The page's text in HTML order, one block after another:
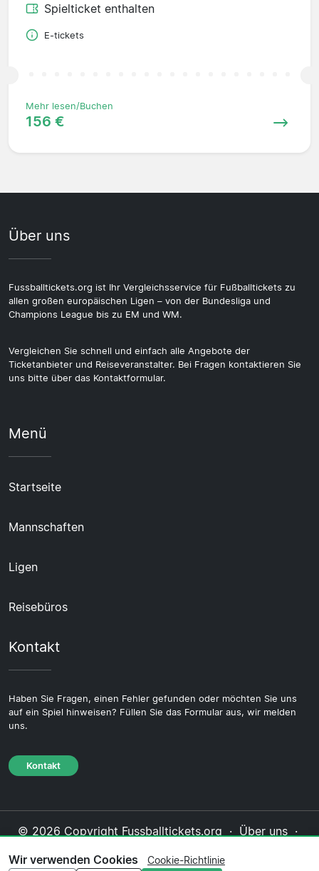
Spielticket enthalten
E-tickets
Mehr lesen/Buchen
156 €
Über uns
Fussballtickets.org ist Ihr Vergleichsservice für Fußballtickets zu
allen großen europäischen Ligen – von der Bundesliga und
Champions League bis zu EM und WM.
Vergleichen Sie schnell und einfach alle Angebote der
Ticketanbieter und Reiseveranstalter. Bei Fragen kontaktieren Sie
uns bitte über das Kontaktformular.
Menü
Startseite
Mannschaften
Ligen
Reisebüros
Kontakt
Haben Sie Fragen, einen Fehler gefunden oder möchten Sie uns
auf ein Spiel hinweisen? Füllen Sie das Formular aus, wir melden
uns.
Kontakt
© 2026 Copyright Fussballtickets.org · Über uns ·
Cookie-Richtlinie·Redaktionelle Richtlinie
Wir verwenden Cookies Cookie-Richtlinie